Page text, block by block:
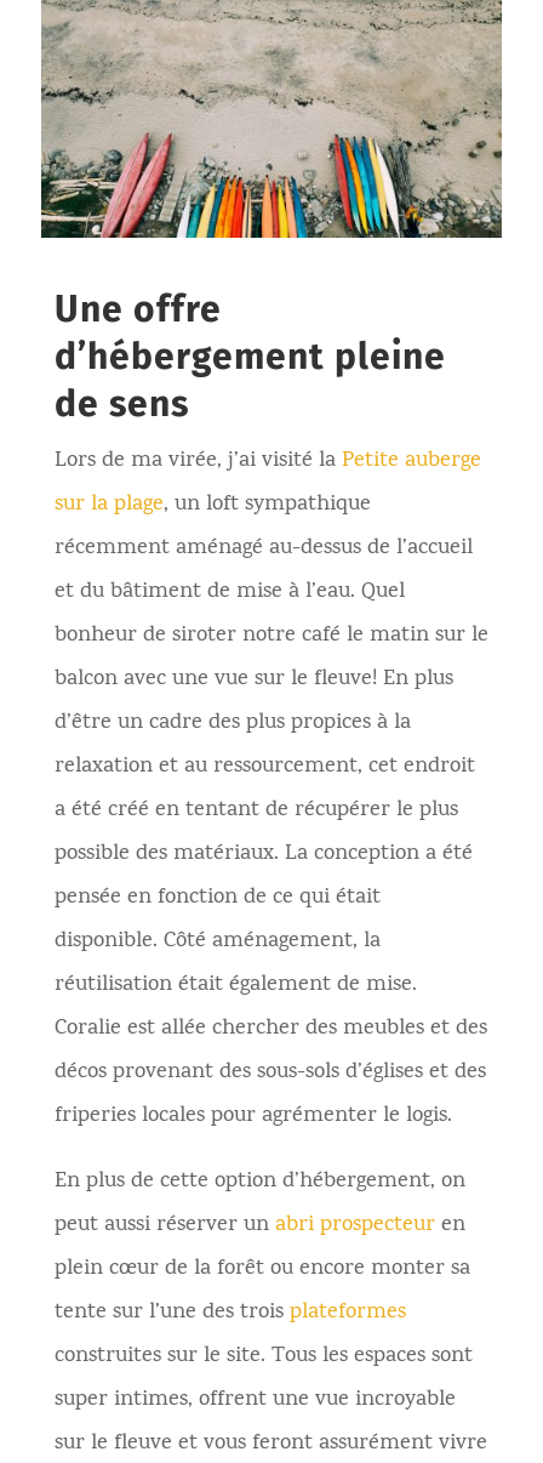
Une offre
d’hébergement pleine
de sens
Lors de ma virée, j’ai visité laPetite auberge
sur la plage, un loft sympathique
récemment aménagé au-dessus de l’accueil
et du bâtiment de mise à l’eau. Quel
bonheur de siroter notre café le matin sur le
balcon avec une vue sur le fleuve! En plus
d’être un cadre des plus propices à la
relaxation et au ressourcement, cet endroit
a été créé en tentant de récupérer le plus
possible des matériaux. La conception a été
pensée en fonction de ce qui était
disponible. Côté aménagement, la
réutilisation était également de mise.
Coralie est allée chercher des meubles et des
décos provenant des sous-sols d’églises et des
friperies locales pour agrémenter le logis.
En plus de cette option d’hébergement, on
peut aussi réserver unabri prospecteuren
plein cœur de la forêt ou encore monter sa
tente sur l’une des troisplateformes
construites sur le site. Tous les espaces sont
super intimes, offrent une vue incroyable
sur le fleuve et vous feront assurément vivre